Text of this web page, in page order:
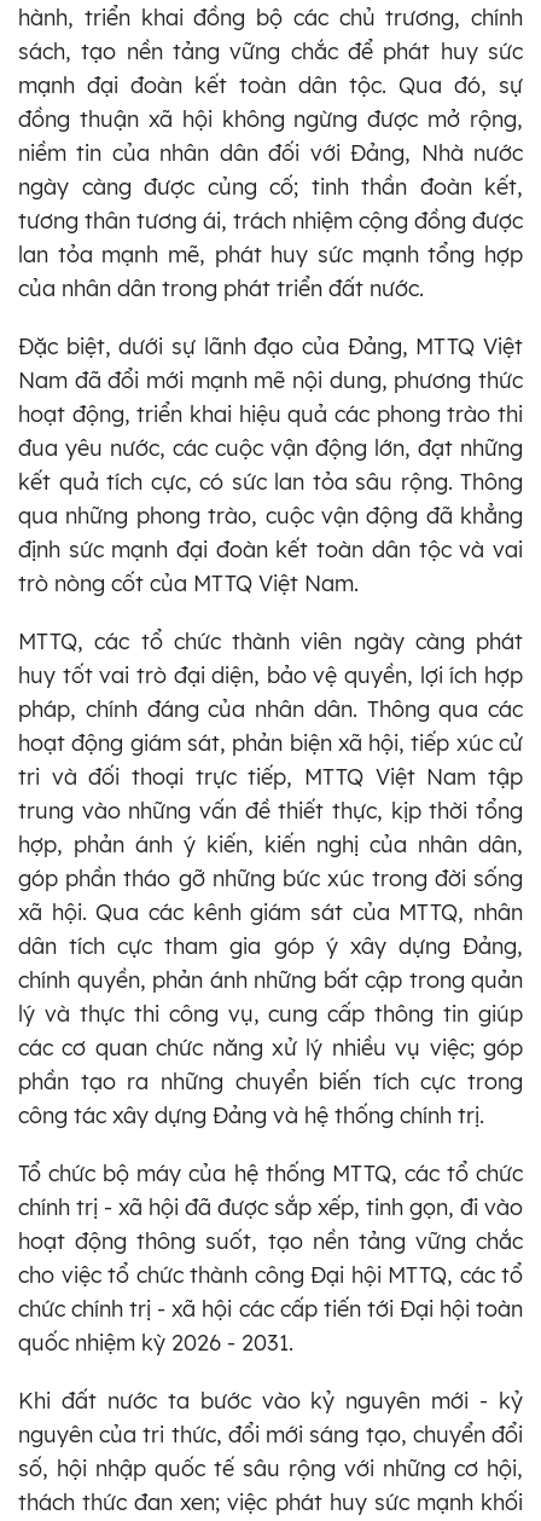
hành, triển khai đồng bộ các chủ trương, chính
sách, tạo nền tảng vững chắc để phát huy sức
mạnh đại đoàn kết toàn dân tộc. Qua đó, sự
đồng thuận xã hội không ngừng được mở rộng,
niềm tin của nhân dân đối với Đảng, Nhà nước
ngày càng được củng cố; tinh thần đoàn kết,
tương thân tương ái, trách nhiệm cộng đồng được
lan tỏa mạnh mẽ, phát huy sức mạnh tổng hợp
của nhân dân trong phát triển đất nước.
Đặc biệt, dưới sự lãnh đạo của Đảng, MTTQ Việt
Nam đã đổi mới mạnh mẽ nội dung, phương thức
hoạt động, triển khai hiệu quả các phong trào thi
đua yêu nước, các cuộc vận động lớn, đạt những
kết quả tích cực, có sức lan tỏa sâu rộng. Thông
qua những phong trào, cuộc vận động đã khẳng
định sức mạnh đại đoàn kết toàn dân tộc và vai
trò nòng cốt của MTTQ Việt Nam.
MTTQ, các tổ chức thành viên ngày càng phát
huy tốt vai trò đại diện, bảo vệ quyền, lợi ích hợp
pháp, chính đáng của nhân dân. Thông qua các
hoạt động giám sát, phản biện xã hội, tiếp xúc cử
tri và đối thoại trực tiếp, MTTQ Việt Nam tập
trung vào những vấn đề thiết thực, kịp thời tổng
hợp, phản ánh ý kiến, kiến nghị của nhân dân,
góp phần tháo gỡ những bức xúc trong đời sống
xã hội. Qua các kênh giám sát của MTTQ, nhân
dân tích cực tham gia góp ý xây dựng Đảng,
chính quyền, phản ánh những bất cập trong quản
lý và thực thi công vụ, cung cấp thông tin giúp
các cơ quan chức năng xử lý nhiều vụ việc; góp
phần tạo ra những chuyển biến tích cực trong
công tác xây dựng Đảng và hệ thống chính trị.
Tổ chức bộ máy của hệ thống MTTQ, các tổ chức
chính trị - xã hội đã được sắp xếp, tinh gọn, đi vào
hoạt động thông suốt, tạo nền tảng vững chắc
cho việc tổ chức thành công Đại hội MTTQ, các tổ
chức chính trị - xã hội các cấp tiến tới Đại hội toàn
quốc nhiệm kỳ 2026 - 2031.
Khi đất nước ta bước vào kỷ nguyên mới - kỷ
nguyên của tri thức, đổi mới sáng tạo, chuyển đổi
số, hội nhập quốc tế sâu rộng với những cơ hội,
thách thức đan xen; việc phát huy sức mạnh khối